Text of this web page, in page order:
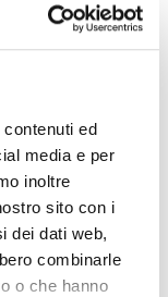
ed
media e per
inoltre
sito con i
dei dati web,
combinarle
o che hanno